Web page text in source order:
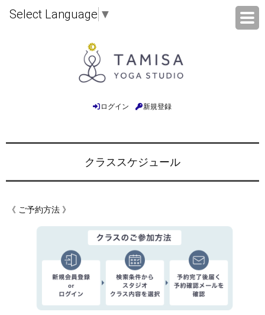
Select Language ▼
ログイン 新規登録
クラススケジュール
《 ご予約方法 》